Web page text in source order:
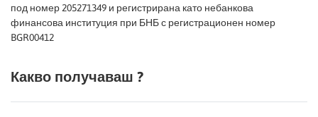
под номер 205271349 и регистрирана като небанкова
финансова институция при БНБ с регистрационен номер
BGR00412
Какво получаваш ?